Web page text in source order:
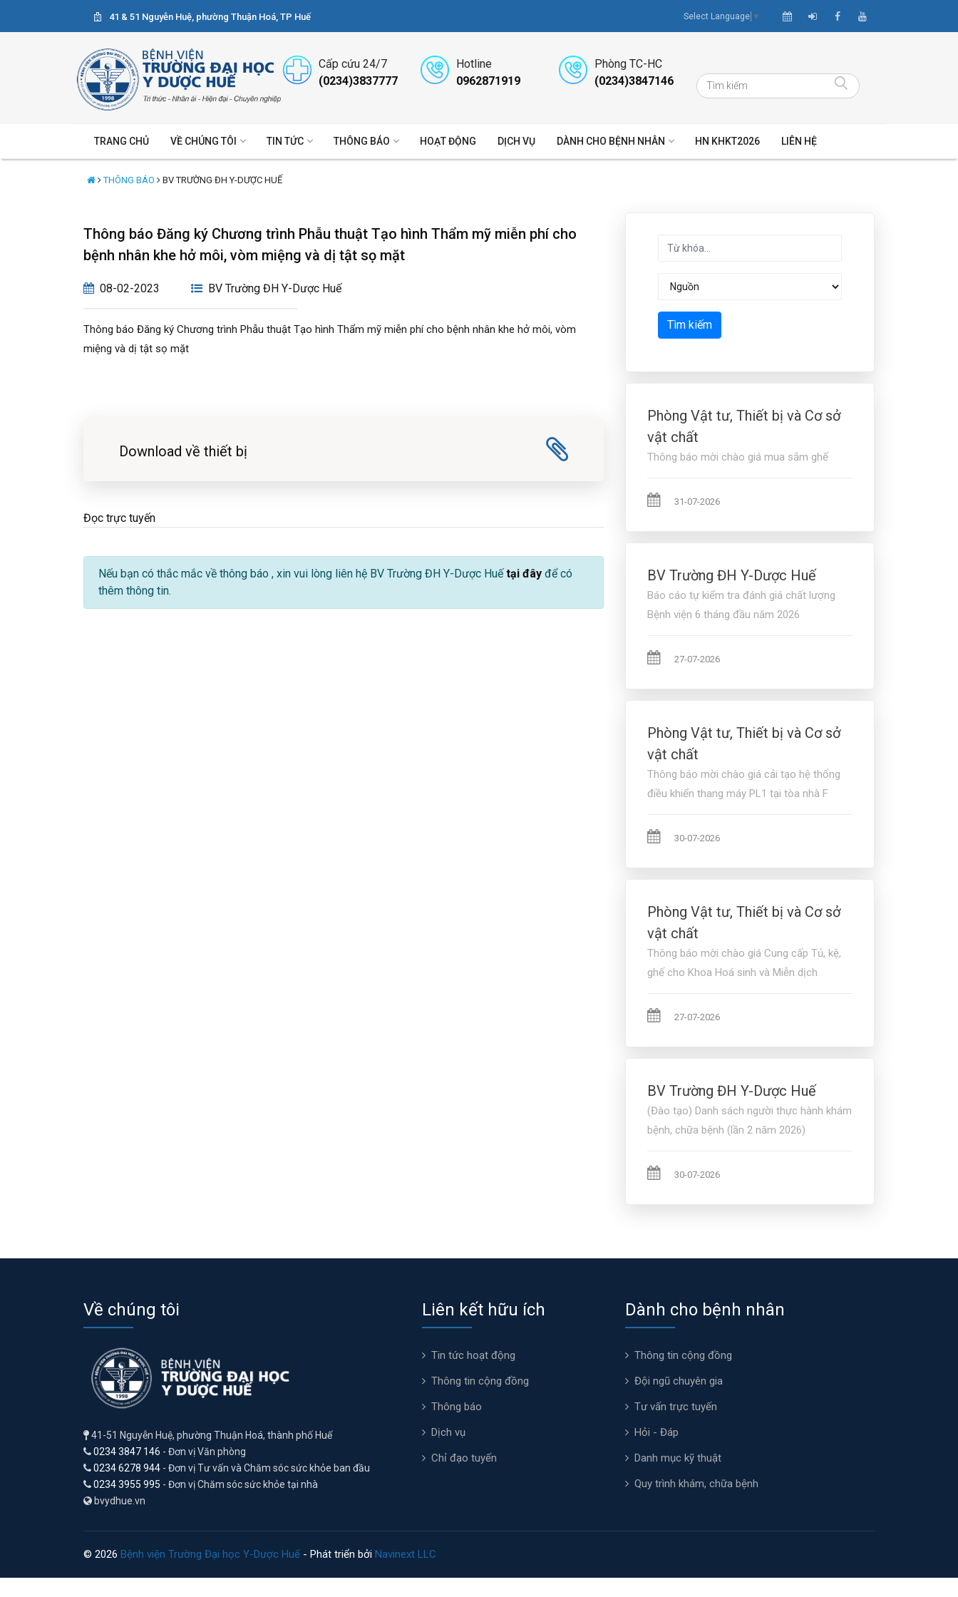
41 & 51 Nguyễn Huệ, phường Thuận Hoá, TP Huế Select Language ▼
Cấp cứu 24/7
(0234)3837777
Hotline
0962871919
Phòng TC-HC
(0234)3847146
TRANG CHỦ VỀ CHÚNG TÔI TIN TỨC THÔNG BÁO HOẠT ĐỘNG DỊCH VỤ DÀNH CHO BỆNH NHÂN HN KHKT2026 LIÊN HỆ
THÔNG BÁO BV TRƯỜNG ĐH Y-DƯỢC HUẾ
Thông báo Đăng ký Chương trình Phẫu thuật Tạo hình Thẩm mỹ miễn phí cho
bệnh nhân khe hở môi, vòm miệng và dị tật sọ mặt
08-02-2023 BV Trường ĐH Y-Dược Huế
Thông báo Đăng ký Chương trình Phẫu thuật Tạo hình Thẩm mỹ miễn phí cho bệnh nhân khe hở môi, vòm
miệng và dị tật sọ mặt
Download về thiết bị
Đọc trực tuyến
Nếu bạn có thắc mắc về thông báo , xin vui lòng liên hệ BV Trường ĐH Y-Dược Huếtại đây để có
thêm thông tin.
Tìm kiếm
Phòng Vật tư, Thiết bị và Cơ sở
vật chất
Thông báo mời chào giá mua sắm ghế
31-07-2026
BV Trường ĐH Y-Dược Huế
Báo cáo tự kiểm tra đánh giá chất lượng
Bệnh viện 6 tháng đầu năm 2026
27-07-2026
Phòng Vật tư, Thiết bị và Cơ sở
vật chất
Thông báo mời chào giá cải tạo hệ thống
điều khiển thang máy PL1 tại tòa nhà F
30-07-2026
Phòng Vật tư, Thiết bị và Cơ sở
vật chất
Thông báo mời chào giá Cung cấp Tủ, kệ,
ghế cho Khoa Hoá sinh và Miễn dịch
27-07-2026
BV Trường ĐH Y-Dược Huế
(Đào tạo) Danh sách người thực hành khám
bệnh, chữa bệnh (lần 2 năm 2026)
30-07-2026
Về chúng tôi
41-51 Nguyễn Huệ, phường Thuận Hoá, thành phố Huế
0234 3847 146 - Đơn vị Văn phòng
0234 6278 944 - Đơn vị Tư vấn và Chăm sóc sức khỏe ban đầu
0234 3955 995 - Đơn vị Chăm sóc sức khỏe tại nhà
bvydhue.vn
Liên kết hữu ích
Tin tức hoạt động
Thông tin cộng đồng
Thông báo
Dịch vụ
Chỉ đạo tuyến
Dành cho bệnh nhân
Thông tin cộng đồng
Đội ngũ chuyên gia
Tư vấn trực tuyến
Hỏi - Đáp
Danh mục kỹ thuật
Quy trình khám, chữa bệnh
© 2026 Bệnh viện Trường Đại học Y-Dược Huế - Phát triển bởi Navinext LLC